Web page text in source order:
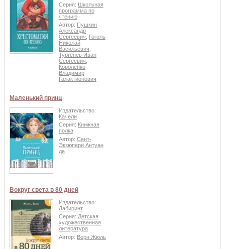
Серия: Школьная
программа по
чтению
Автор: Пушкин
Александр
Сергеевич
Гоголь
Николай
Васильевич
Тургенев Иван
Сергеевич
Короленко
Владимир
Галактионович
Маленький принц
Издательство:
Качели
Серия: Книжная
полка
Автор: Сент-
Экзюпери Антуан
де
Вокруг света в 80 дней
Издательство:
Лабиринт
Серия: Детская
художественная
литература
Автор: Верн Жюль